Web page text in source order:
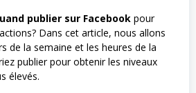
publier sur Facebook pour
Dans cet article, nous allons
de la semaine et les heures de la
publier pour obtenir les niveaux
élevés.